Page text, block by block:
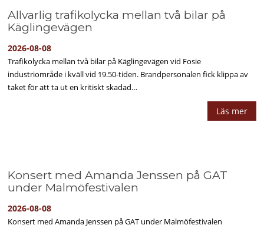
Allvarlig trafikolycka mellan två bilar på
Käglingevägen
2026-08-08
Trafikolycka mellan två bilar på Käglingevägen vid Fosie
industriområde i kväll vid 19.50-tiden. Brandpersonalen fick klippa av
taket för att ta ut en kritiskt skadad…
Läs mer
Konsert med Amanda Jenssen på GAT
under Malmöfestivalen
2026-08-08
Konsert med Amanda Jenssen på GAT under Malmöfestivalen